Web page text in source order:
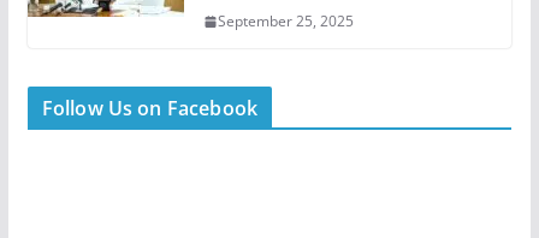
September 25, 2025
Follow Us on Facebook